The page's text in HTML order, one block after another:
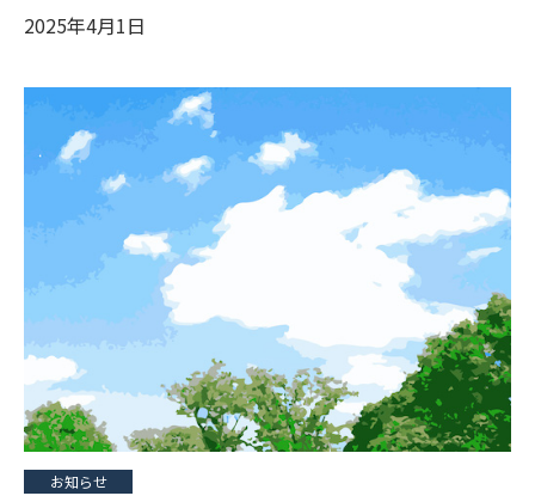
2025年4月1日
お知らせ